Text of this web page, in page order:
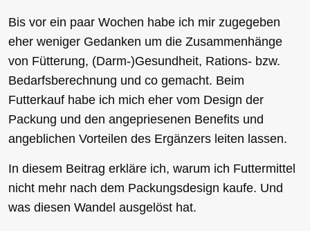
Bis vor ein paar Wochen habe ich mir zugegeben
eher weniger Gedanken um die Zusammenhänge
von Fütterung, (Darm-)Gesundheit, Rations- bzw.
Bedarfsberechnung und co gemacht. Beim
Futterkauf habe ich mich eher vom Design der
Packung und den angepriesenen Benefits und
angeblichen Vorteilen des Ergänzers leiten lassen.
In diesem Beitrag erkläre ich, warum ich Futtermittel
nicht mehr nach dem Packungsdesign kaufe. Und
was diesen Wandel ausgelöst hat.